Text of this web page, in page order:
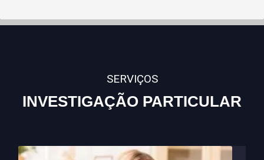
SERVIÇOS
INVESTIGAÇÃO PARTICULAR